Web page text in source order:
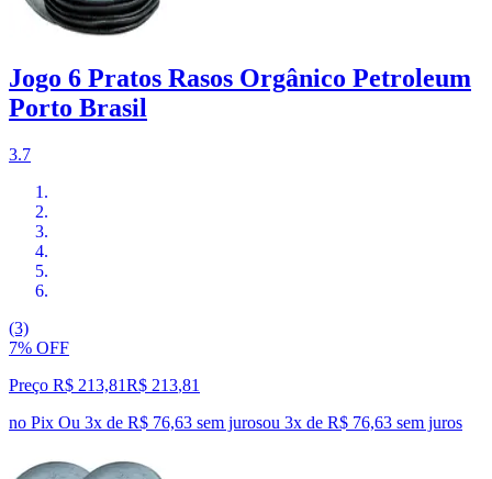
Jogo 6 Pratos Rasos Orgânico Petroleum
Porto Brasil
3.7
(3)
7% OFF
Preço R$ 213,81R$ 213,81
no Pix Ou 3x de R$ 76,63 sem jurosou 3x de R$ 76,63 sem juros